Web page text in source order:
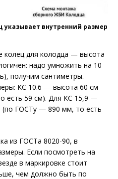
указывает внутренний размер
колец для колодца — высота
надо умножить на 10
получим сантиметры.
КС 10.6 — высота 60 см
есть 59 см). Для КС 15,9 —
(по ГОСТу — 890 мм, то есть
из ГОСТа 8020-90, в
Если посмотреть на
в маркировке стоит
чем должно быть по